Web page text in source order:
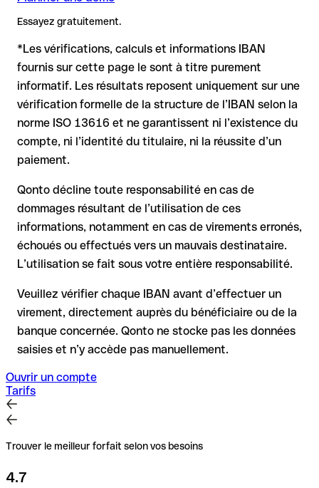
USD, GBP), des frais de change peuvent s'appliquer.
Renseignez-vous à l'avance auprès de Banque du Caire sur les
conditions en vigueur.
confirmer l'IBAN par écrit, surtout pour une nouvelle relation
compte ne peut être vérifiée que par Banque du Caire elle-
même ou par un virement test.
Dans ce cas :
la banque réceptrice doit coopérer au retour des fonds
votre banque peut initier une procédure de rappel sur
demande
le remboursement n’est pas garanti, surtout si les fonds ont
déjà été retirés
pour les virements hors SEPA, la récupération est plus
complexe et peut entraîner des frais
Recommandation: vérifiez systématiquement chaque IBAN
avant un virement (via un outil de vérification) et confirmez-le
directement auprès du bénéficiaire en cas de doute. Cette
précaution est essentielle, en particulier pour des montants
élevés ou de nouvelles relations commerciales.
Essayez gratuitement.
*Les vérifications, calculs et informations IBAN
fournis sur cette page le sont à titre purement
informatif. Les résultats reposent uniquement sur une
vérification formelle de la structure de l’IBAN selon la
norme ISO 13616 et ne garantissent ni l’existence du
compte, ni l’identité du titulaire, ni la réussite d’un
paiement.
Qonto décline toute responsabilité en cas de
dommages résultant de l’utilisation de ces
informations, notamment en cas de virements erronés,
échoués ou effectués vers un mauvais destinataire.
L’utilisation se fait sous votre entière responsabilité.
Veuillez vérifier chaque IBAN avant d’effectuer un
virement, directement auprès du bénéficiaire ou de la
banque concernée. Qonto ne stocke pas les données
saisies et n’y accède pas manuellement.
Ouvrir un compte
Tarifs
Trouver le meilleur forfait selon vos besoins
4.7